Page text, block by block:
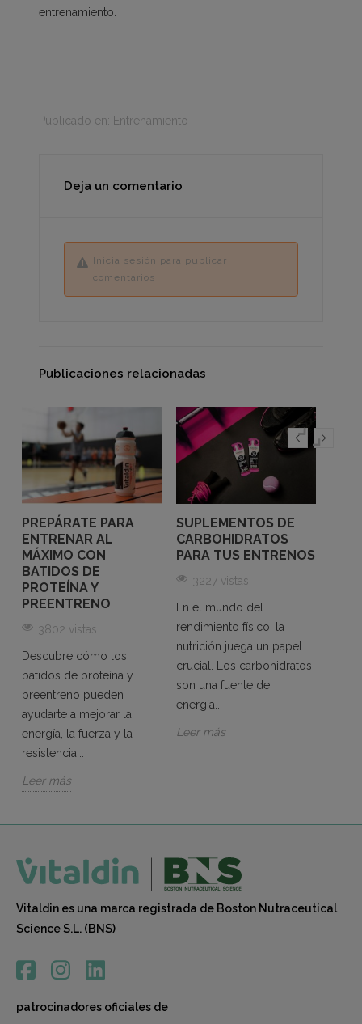
entrenamiento.
Publicado en: Entrenamiento
Deja un comentario
Inicia sesión para publicar
comentarios
Publicaciones relacionadas
PREPÁRATE PARA
ENTRENAR AL
MÁXIMO CON
BATIDOS DE
PROTEÍNA Y
PREENTRENO
3802 vistas
Descubre cómo los
batidos de proteína y
preentreno pueden
ayudarte a mejorar la
energía, la fuerza y la
resistencia...
Leer más
SUPLEMENTOS DE
CARBOHIDRATOS
PARA TUS ENTRENOS
3227 vistas
En el mundo del
rendimiento físico, la
nutrición juega un papel
crucial. Los carbohidratos
son una fuente de
energía...
Leer más
Vitaldin es una marca registrada de Boston Nutraceutical
Science S.L. (BNS)
patrocinadores oficiales de